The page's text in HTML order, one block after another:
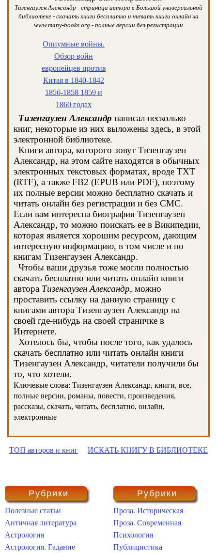
Тизенгаузен Александр - страница автора в Большой универсальной
библиотеке - скачать книги бесплатно и читать книги онлайн на
www.many-books.org - полные версии без регистрации
Опиумные войны.
Обзор войн
европейцев против
Китая в 1840-1842
1856-1858 1859 и
1860 годах
Тизенгаузен Александр написал несколько
книг, некоторые из них выложены здесь, в этой
электронной библиотеке.
Книги автора, которого зовут Тизенгаузен
Александр, на этом сайте находятся в обычных
электронных текстовых форматах, вроде TXT
(RTF), а также FB2 (EPUB или PDF), поэтому
их полные версии можно бесплатно скачать и
читать онлайн без регистрации и без СМС.
Если вам интересна биография Тизенгаузен
Александр, то можно поискать ее в Википедии,
которая является хорошим ресурсом, дающим
интересную информацию, в том числе и по
книгам Тизенгаузен Александр.
Чтобы ваши друзья тоже могли полностью
скачать бесплатно или читать онлайн книги
автора Тизенгаузен Александр, можно
проставить ссылку на данную страницу с
книгами автора Тизенгаузен Александр на
своей где-нибудь на своей страничке в
Интернете.
Хотелось бы, чтобы после того, как удалось
скачать бесплатно или читать онлайн книги
Тизенгаузен Александр, читатели получили бы
то, что хотели.
Ключевые слова: Тизенгаузен Александр, книги, все,
полные версии, романы, повести, произведения,
рассказы, скачать, читать, бесплатно, онлайн,
электронные
ТОП авторов и книг ИСКАТЬ КНИГУ В БИБЛИОТЕКЕ
Рубрики
Полезные статьи
Античная литература
Астрология
Астрология. Гадание
Рубрики
Проза. Историческая
Проза. Современная
Психология
Публицистика